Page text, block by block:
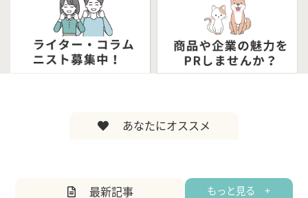
あなたにオススメ
最新記事 もっと見る +